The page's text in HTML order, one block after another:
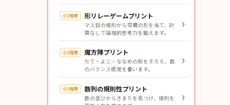
小2程度 形リレーゲームプリント
マス目の規則から空欄の形を当て、計
算なしで論理的思考力を鍛えます。
›
小2程度 魔方陣プリント
たて・よこ・ななめの和をそろえ、数
のバランス感覚を養います。
›
小2程度 数列の規則性プリント
数の並びからきまりを見つけ、規則を
›